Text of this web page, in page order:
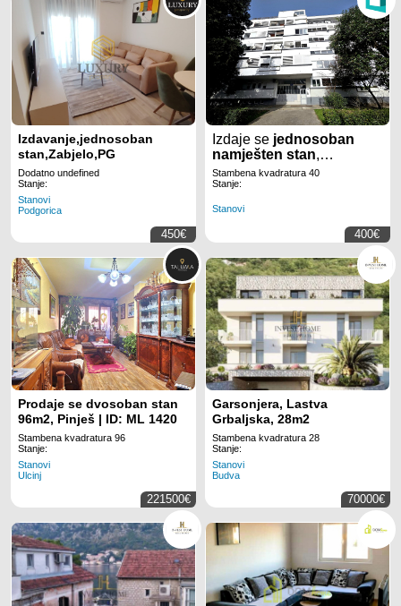
Izdavanje,jednosoban
stan,Zabjelo,PG
Dodatno undefined
Stanje:
Stanovi
Podgorica
450€
Izdaje se jednosoban
namješten stan,
površine40m2, u dijelu
grada
Stambena kvadratura 40
Stanje:
Stanovi
400€
Prodaje se dvosoban stan
96m2, Pinješ | ID: ML 1420
Stambena kvadratura 96
Stanje:
Stanovi
Ulcinj
221500€
Garsonjera, Lastva
Grbaljska, 28m2
Stambena kvadratura 28
Stanje:
Stanovi
Budva
70000€